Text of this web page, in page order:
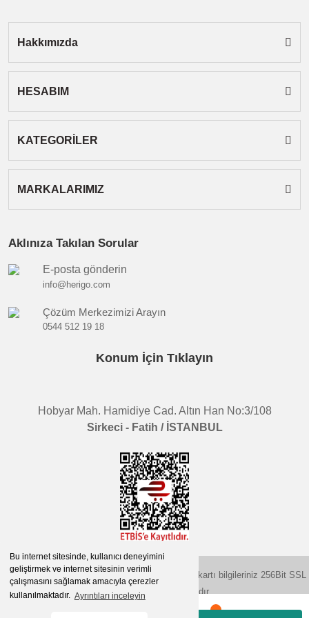
Bu internet sitesinde, kullanıcı deneyimini
geliştirmek ve internet sitesinin verimli
çalışmasını sağlamak amacıyla çerezler
kullanılmaktadır. Ayrıntıları inceleyin
Gönder
Hakkımızda
HESABIM
KATEGORİLER
MARKALARIMIZ
Aklınıza Takılan Sorular
E-posta gönderin
info@herigo.com
Çözüm Merkezimizi Arayın
0544 512 19 18
Konum İçin Tıklayın
Hobyar Mah. Hamidiye Cad. Altın Han No:3/108
Sirkeci - Fatih / İSTANBUL
2015 © herigo.com | Tüm Hakları Saklıdır. Kredi kartı bilgileriniz 256Bit SSL
sertifikası ile korunmaktadır.